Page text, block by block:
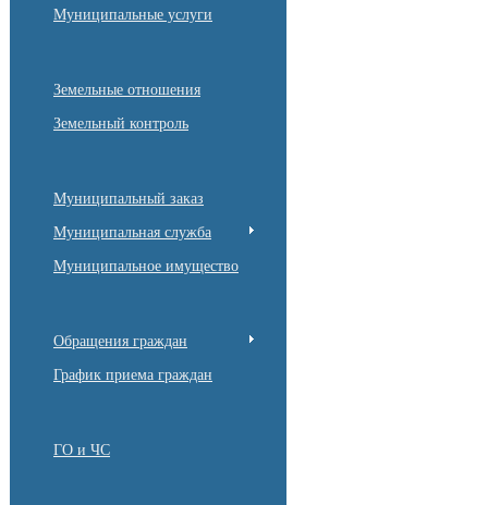
Муниципальные услуги
Земельные отношения
Земельный контроль
Муниципальный заказ
Муниципальная служба
Муниципальное имущество
Обращения граждан
График приема граждан
ГО и ЧС